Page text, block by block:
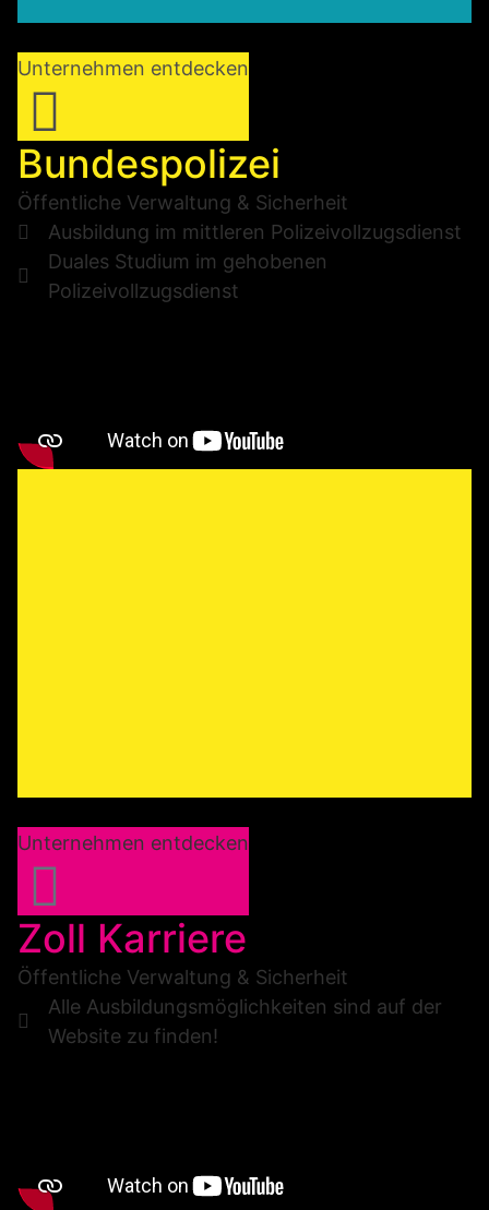
Unternehmen entdecken
Bundespolizei
Öffentliche Verwaltung & Sicherheit
Ausbildung im mittleren Polizeivollzugsdienst
Duales Studium im gehobenen
Polizeivollzugsdienst
Unternehmen entdecken
Zoll Karriere
Öffentliche Verwaltung & Sicherheit
Alle Ausbildungsmöglichkeiten sind auf der
Website zu finden!